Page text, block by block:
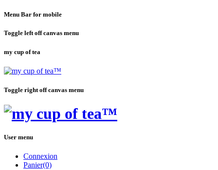
Menu Bar for mobile
Toggle left off canvas menu
my cup of tea
Toggle right off canvas menu
User menu
Connexion
Panier(0)